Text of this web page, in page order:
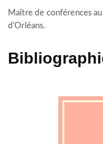
Maître de conférences
d'Orléans.